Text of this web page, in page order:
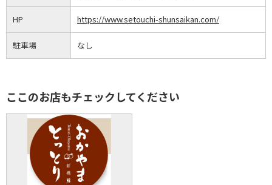
HP https://www.setouchi-shunsaikan.com/
駐車場 なし
ここのお店もチェックしてください